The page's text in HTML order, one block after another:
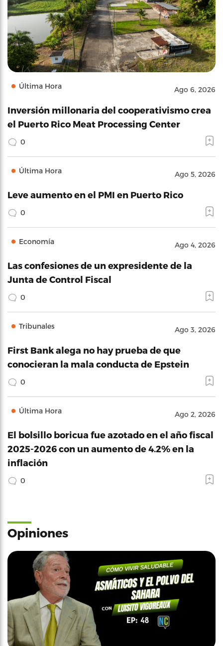
Última Hora Ago 6, 2026
Inversión millonaria del cooperativismo crea
el Puerto Rico Meat Processing Center
0
Última Hora Ago 5, 2026
Leve aumento en el PMI en Puerto Rico
0
Economía Ago 4, 2026
Las confesiones de un expresidente de la
Junta de Control Fiscal
0
Tribunales Ago 3, 2026
First Bank alega no hay prueba de que
conocieran la mala conducta de Epstein
0
Última Hora Ago 2, 2026
El bolsillo boricua fue azotado en el año fiscal
2025-2026 con un aumento de 4.2% en la
inflación
0
Opiniones